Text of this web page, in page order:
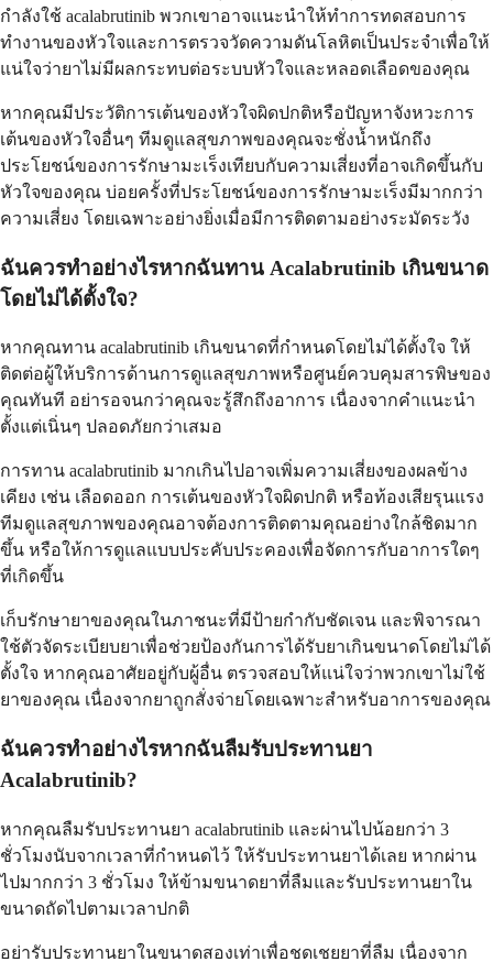
กำลังใช้ acalabrutinib พวกเขาอาจแนะนำให้ทำการทดสอบการ
ทำงานของหัวใจและการตรวจวัดความดันโลหิตเป็นประจำเพื่อให้
แน่ใจว่ายาไม่มีผลกระทบต่อระบบหัวใจและหลอดเลือดของคุณ
หากคุณมีประวัติการเต้นของหัวใจผิดปกติหรือปัญหาจังหวะการ
เต้นของหัวใจอื่นๆ ทีมดูแลสุขภาพของคุณจะชั่งน้ำหนักถึง
ประโยชน์ของการรักษามะเร็งเทียบกับความเสี่ยงที่อาจเกิดขึ้นกับ
หัวใจของคุณ บ่อยครั้งที่ประโยชน์ของการรักษามะเร็งมีมากกว่า
ความเสี่ยง โดยเฉพาะอย่างยิ่งเมื่อมีการติดตามอย่างระมัดระวัง
ฉันควรทำอย่างไรหากฉันทาน Acalabrutinib เกินขนาด
โดยไม่ได้ตั้งใจ?
หากคุณทาน acalabrutinib เกินขนาดที่กำหนดโดยไม่ได้ตั้งใจ ให้
ติดต่อผู้ให้บริการด้านการดูแลสุขภาพหรือศูนย์ควบคุมสารพิษของ
คุณทันที อย่ารอจนกว่าคุณจะรู้สึกถึงอาการ เนื่องจากคำแนะนำ
ตั้งแต่เนิ่นๆ ปลอดภัยกว่าเสมอ
การทาน acalabrutinib มากเกินไปอาจเพิ่มความเสี่ยงของผลข้าง
เคียง เช่น เลือดออก การเต้นของหัวใจผิดปกติ หรือท้องเสียรุนแรง
ทีมดูแลสุขภาพของคุณอาจต้องการติดตามคุณอย่างใกล้ชิดมาก
ขึ้น หรือให้การดูแลแบบประคับประคองเพื่อจัดการกับอาการใดๆ
ที่เกิดขึ้น
เก็บรักษายาของคุณในภาชนะที่มีป้ายกำกับชัดเจน และพิจารณา
ใช้ตัวจัดระเบียบยาเพื่อช่วยป้องกันการได้รับยาเกินขนาดโดยไม่ได้
ตั้งใจ หากคุณอาศัยอยู่กับผู้อื่น ตรวจสอบให้แน่ใจว่าพวกเขาไม่ใช้
ยาของคุณ เนื่องจากยาถูกสั่งจ่ายโดยเฉพาะสำหรับอาการของคุณ
ฉันควรทำอย่างไรหากฉันลืมรับประทานยา
Acalabrutinib?
หากคุณลืมรับประทานยา acalabrutinib และผ่านไปน้อยกว่า 3
ชั่วโมงนับจากเวลาที่กำหนดไว้ ให้รับประทานยาได้เลย หากผ่าน
ไปมากกว่า 3 ชั่วโมง ให้ข้ามขนาดยาที่ลืมและรับประทานยาใน
ขนาดถัดไปตามเวลาปกติ
อย่ารับประทานยาในขนาดสองเท่าเพื่อชดเชยยาที่ลืม เนื่องจาก